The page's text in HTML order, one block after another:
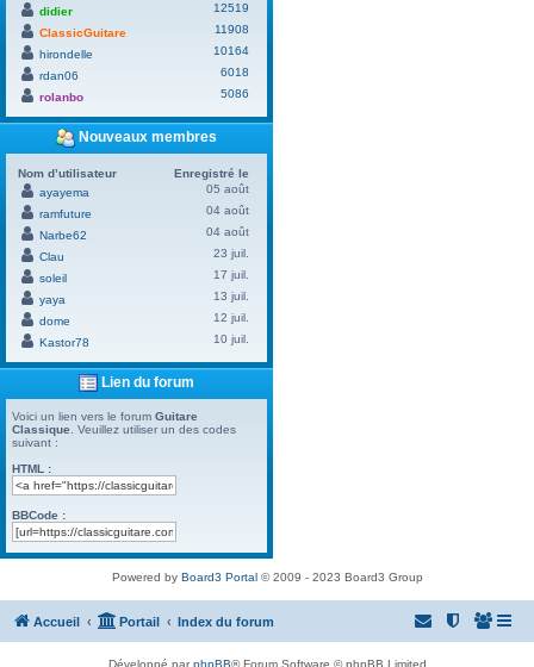
didier
12519
ClassicGuitare
11908
hirondelle
10164
rdan06
6018
rolanbo
5086
Nouveaux membres
Nom d’utilisateur
Enregistré le
ayayema
05 août
ramfuture
04 août
Narbe62
04 août
Clau
23 juil.
soleil
17 juil.
yaya
13 juil.
dome
12 juil.
Kastor78
10 juil.
Lien du forum
Voici un lien vers le forum Guitare
Classique . Veuillez utiliser un des codes
suivant :
HTML :
BBCode :
Powered by Board3 Portal© 2009 - 2023 Board3 Group
Accueil Portail Index du forum
Développé parphpBB® Forum Software © phpBB Limited